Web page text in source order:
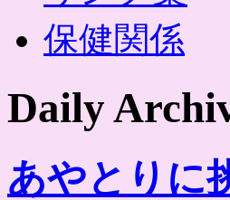
保健関係
Daily
あやとりに